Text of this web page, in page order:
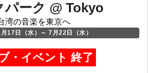
パーク @ Tokyo
湾の音楽を東京へ
17日（水）～ 7月22日（水）
・イベント 終了